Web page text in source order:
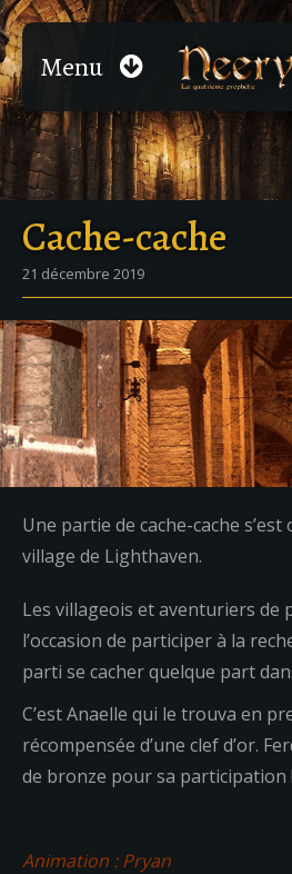
Menu
Cache-cache
21 décembre 2019
Une partie de cache-cache
village de Lighthaven.
Les villageois et aventuriers de
l’occasion de participer à la
parti se cacher quelque part
C’est Anaelle qui le trouva en
récompensée d’une clef d’or.
de bronze pour sa participation !
Animation : Pryan